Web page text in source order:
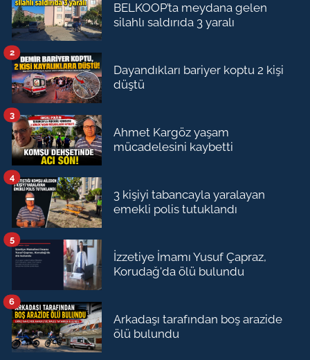
BELKOOP’ta meydana gelen
silahlı saldırıda 3 yaralı
Dayandıkları bariyer koptu 2 kişi
düştü
2
Ahmet Kargöz yaşam
mücadelesini kaybetti
3
3 kişiyi tabancayla yaralayan
emekli polis tutuklandı
4
İzzetiye İmamı Yusuf Çapraz,
Korudağ'da ölü bulundu
5
Arkadaşı tarafından boş arazide
ölü bulundu
6